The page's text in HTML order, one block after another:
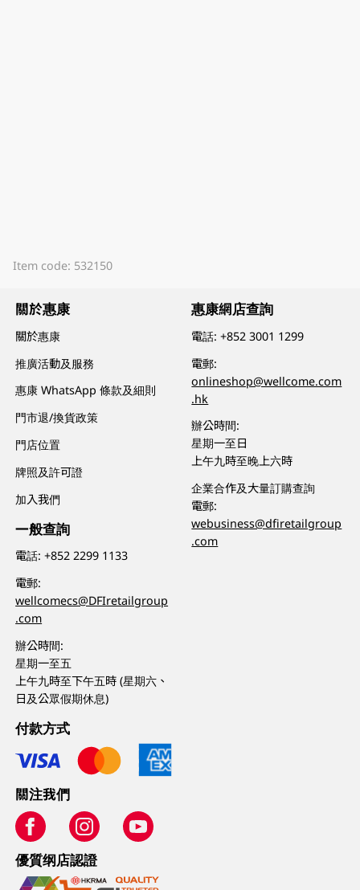
Item code: 532150
關於惠康
關於惠康
推廣活動及服務
惠康 WhatsApp 條款及細則
門市退/換貨政策
門店位置
牌照及許可證
加入我們
一般查詢
電話:+852 2299 1133
電郵:
wellcomecs@DFIretailgroup
.com
辦公時間:
星期一至五
上午九時至下午五時 (星期六、
日及公眾假期休息)
惠康網店查詢
電話:+852 3001 1299
電郵:
onlineshop@wellcome.com
.hk
辦公時間:
星期一至日
上午九時至晚上六時
企業合作及大量訂購查詢
電郵:
webusiness@dfiretailgroup
.com
付款方式
關注我們
優質纲店認證